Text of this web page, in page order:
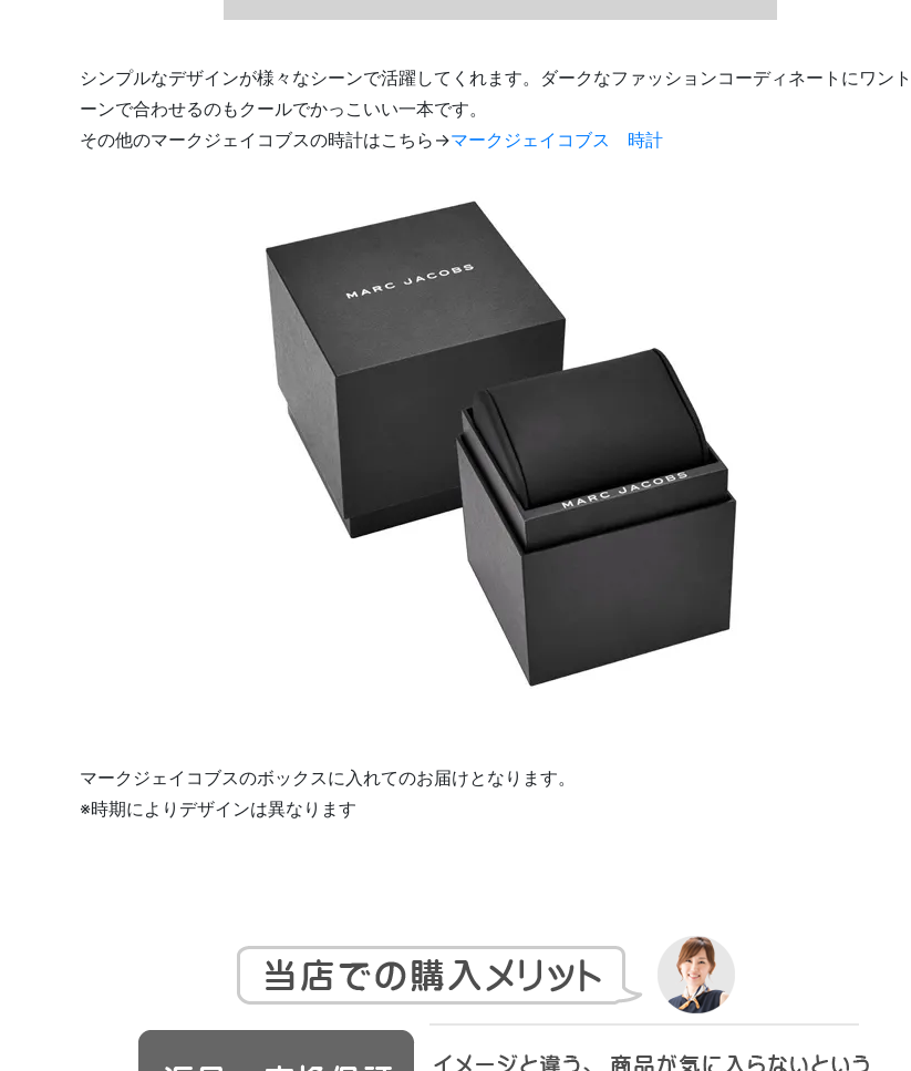
シンプルなデザインが様々なシーンで活躍してくれます。ダークなファッションコーディネートにワント
ーンで合わせるのもクールでかっこいい一本です。
その他のマークジェイコブスの時計はこちら→マークジェイコブス 時計
マークジェイコブスのボックスに入れてのお届けとなります。
※時期によりデザインは異なります